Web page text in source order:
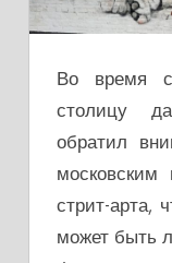
Во время
столицу
обратил
московским
стрит-арта,
может быть